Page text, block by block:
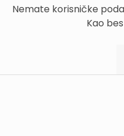
Nemate korisničke
Kao